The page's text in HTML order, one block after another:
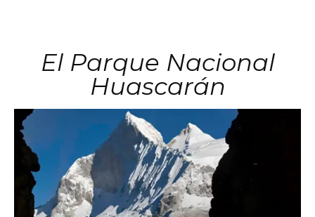
El Parque Nacional
Huascarán